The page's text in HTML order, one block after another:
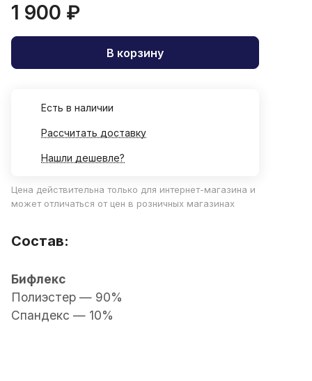
1 900 ₽
В корзину
Есть в наличии
Рассчитать доставку
Нашли дешевле?
Цена действительна только для интернет-магазина и
может отличаться от цен в розничных магазинах
Состав:
Бифлекс
Полиэстер — 90%
Спандекс — 10%